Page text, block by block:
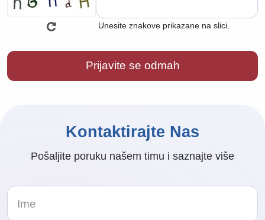
Unesite znakove prikazane na slici.
Kontaktirajte Nas
Pošaljite poruku našem timu i saznajte više